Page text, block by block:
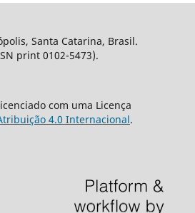
Santa Catarina, Brasil.
print 0102-5473).
com uma Licença
4.0 Internacional.